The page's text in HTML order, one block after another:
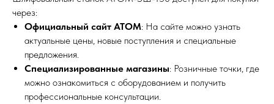
через:
Официальный сайт АТОМ: На сайте можно узнать
актуальные цены, новые поступления и специальные
предложения.
Специализированные магазины: Розничные точки, где
можно ознакомиться с оборудованием и получить
профессиональные консультации.